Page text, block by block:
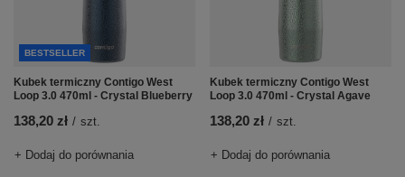
BESTSELLER
Kubek termiczny Contigo West
Loop 3.0 470ml - Crystal Blueberry
138,20 zł / szt.
+ Dodaj do porównania
Kubek termiczny Contigo West
Loop 3.0 470ml - Crystal Agave
138,20 zł / szt.
+ Dodaj do porównania